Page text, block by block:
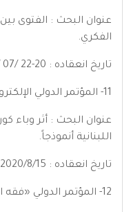
عنوان البحث : الفتوى
الفكري.
تاريخ انعقاده : 20-22 /07 / 2018.
11- المؤتمر الدولي الإلكتروني «نوازل وباء كورونا».
عنوان البحث : أثر وباء
اللبنانية أنموذجاً.
تاريخ انعقاده : 2020/8/15.
12- المؤتمر الدولي «فقه التعامل مع السنة النبوية».